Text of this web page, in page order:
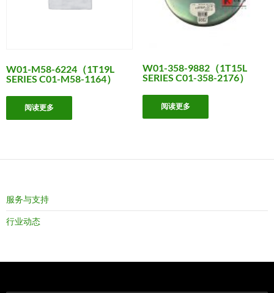
W01-M58-6224（1T19L
SERIES C01-M58-1164）
阅读更多
W01-358-9882（1T15L
SERIES C01-358-2176）
阅读更多
服务与支持
行业动态